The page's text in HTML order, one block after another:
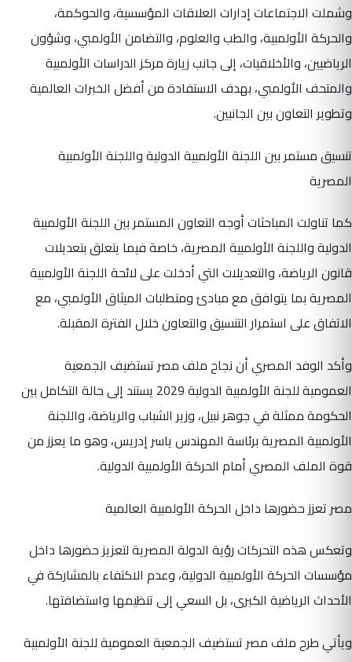
وشملت الاجتماعات إدارات العلاقات المؤسسية، والحوكمة،
والحركة الأولمبية، والطب والعلوم، والتضامن الأولمبي، وشؤون
الرياضيين، والأخلاقيات، إلى جانب زيارة مركز الدراسات الأولمبية
والمتحف الأولمبي، بهدف الاستفادة من أفضل الخبرات العالمية
وتطوير التعاون بين الجانبين.
تنسيق مستمر بين اللجنة الأولمبية الدولية واللجنة الأولمبية
المصرية
كما تناولت المباحثات أوجه التعاون المستمر بين اللجنة الأولمبية
الدولية واللجنة الأولمبية المصرية، خاصة فيما يتعلق بتعديلات
قانون الرياضة، والتعديلات التي أدخلت على لائحة اللجنة الأولمبية
المصرية بما يتوافق مع مبادئ ومتطلبات الميثاق الأولمبي، مع
الاتفاق على استمرار التنسيق والتعاون خلال الفترة المقبلة.
وأكد الوفد المصري أن نجاح ملف مصر تستضيف الجمعية
العمومية للجنة الأولمبية الدولية 2029 يستند إلى حالة التكامل بين
الحكومة ممثلة في جوهر نبيل، وزير الشباب والرياضة، واللجنة
الأولمبية المصرية برئاسة المهندس ياسر إدريس، وهو ما يعزز من
قوة الملف المصري أمام الحركة الأولمبية الدولية.
مصر تعزز حضورها داخل الحركة الأولمبية العالمية
وتعكس هذه التحركات رؤية الدولة المصرية لتعزيز حضورها داخل
مؤسسات الحركة الأولمبية الدولية، وعدم الاكتفاء بالمشاركة في
الأحداث الرياضية الكبرى، بل السعي إلى تنظيمها واستضافتها.
ويأتي طرح ملف مصر تستضيف الجمعية العمومية للجنة الأولمبية